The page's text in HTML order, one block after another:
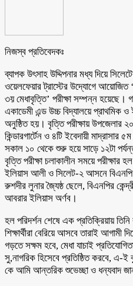
নিজস্ব প্রতিবেদকঃ
ব্যাপক উৎসাহ উদ্দিপনার মধ্য দিয়ে
ওয়েলফেয়ার ট্রাস্টের উদ্যোগে
৩য় মেধাবৃত্তি’ পরীক্ষা সম্পন্ন হয়েছে।
একাডেমী এন্ড উচ্চ বিদ্যালয়ে প্রাথমিক ও
অনুষ্ঠিত হয়। বৃত্তি পরীক্ষায় উপজেলার
কিন্ডারগার্টেন ও ৪টি ইবেদায়ী মাদ্রাসার
সকাল ১০ থেকে শুরু হয়ে সাড়ে ১২টা
বৃত্তি পরীক্ষা চলাকালীন সময়ে পরীক্ষার
ইলিয়াস আলী ও সিলেট-২ আসনে বিএনপি
রুশদীর লুনার জ্যৈষ্ঠ ছেলে, বিএনপির
আবরার ইলিয়াস অর্ণব।
হল পরিদর্শন শেষে এক প্রতিক্রিয়ায়
শিক্ষার্থীরা বেরিয়ে আসবে তারাই আগামী
গড়তে সক্ষম হবে, মেধা যাচাই
সু,নাগরিক হিসেবে প্রতিষ্ঠিত করবে, এ-ই
কে আমি আন্তরিক শুভেচ্ছা ও ধন্যবাদ